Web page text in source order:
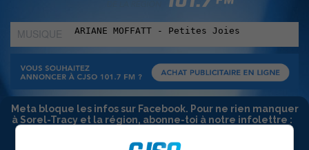
MUSIQUE
:
Meta bloque les infos sur Facebook. Pour ne rien manquer
à Sorel-Tracy et la région, abonne-toi à notre infolettre :